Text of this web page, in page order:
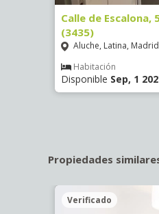
Calle de Escalona,
(3435)
Aluche, Latina, Madrid
Habitación
Disponible Sep, 1
Propiedades
Verificado